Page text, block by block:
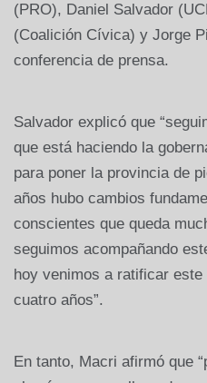
(PRO), Daniel Salvador
(Coalición Cívica) y Jorge
conferencia de prensa.
Salvador explicó que
que está haciendo la
para poner la provincia de
años hubo cambios
conscientes que queda
seguimos acompañando
hoy venimos a ratificar
cuatro años”.
En tanto, Macri afirmó que